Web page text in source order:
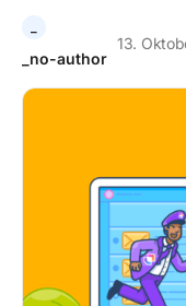
_no-author
13.